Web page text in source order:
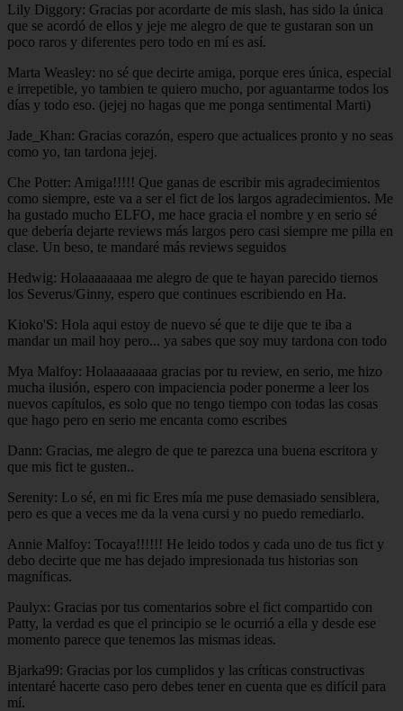
Lily Diggory: Gracias por acordarte de mis slash, has sido la única
que se acordó de ellos y jeje me alegro de que te gustaran son un
poco raros y diferentes pero todo en mí es así.
Marta Weasley: no sé que decirte amiga, porque eres única, especial
e irrepetible, yo tambien te quiero mucho, por aguantarme todos los
días y todo eso. (jejej no hagas que me ponga sentimental Marti)
Jade_Khan: Gracias corazón, espero que actualices pronto y no seas
como yo, tan tardona jejej.
Che Potter: Amiga!!!!! Que ganas de escribir mis agradecimientos
como siempre, este va a ser el fict de los largos agradecimientos. Me
ha gustado mucho ELFO, me hace gracia el nombre y en serio sé
que debería dejarte reviews más largos pero casi siempre me pilla en
clase. Un beso, te mandaré más reviews seguidos
Hedwig: Holaaaaaaaa me alegro de que te hayan parecido tiernos
los Severus/Ginny, espero que continues escribiendo en Ha.
Kioko'S: Hola aqui estoy de nuevo sé que te dije que te iba a
mandar un mail hoy pero... ya sabes que soy muy tardona con todo
Mya Malfoy: Holaaaaaaaa gracias por tu review, en serio, me hizo
mucha ilusión, espero con impaciencia poder ponerme a leer los
nuevos capítulos, es solo que no tengo tiempo con todas las cosas
que hago pero en serio me encanta como escribes
Dann: Gracias, me alegro de que te parezca una buena escritora y
que mis fict te gusten..
Serenity: Lo sé, en mi fic Eres mía me puse demasiado sensiblera,
pero es que a veces me da la vena cursi y no puedo remediarlo.
Annie Malfoy: Tocaya!!!!!! He leido todos y cada uno de tus fict y
debo decirte que me has dejado impresionada tus historias son
magníficas.
Paulyx: Gracias por tus comentarios sobre el fict compartido con
Patty, la verdad es que el principio se le ocurrió a ella y desde ese
momento parece que tenemos las mismas ideas.
Bjarka99: Gracias por los cumplidos y las críticas constructivas
intentaré hacerte caso pero debes tener en cuenta que es difícil para
mí.